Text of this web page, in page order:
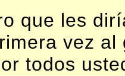
que les
vez
todos